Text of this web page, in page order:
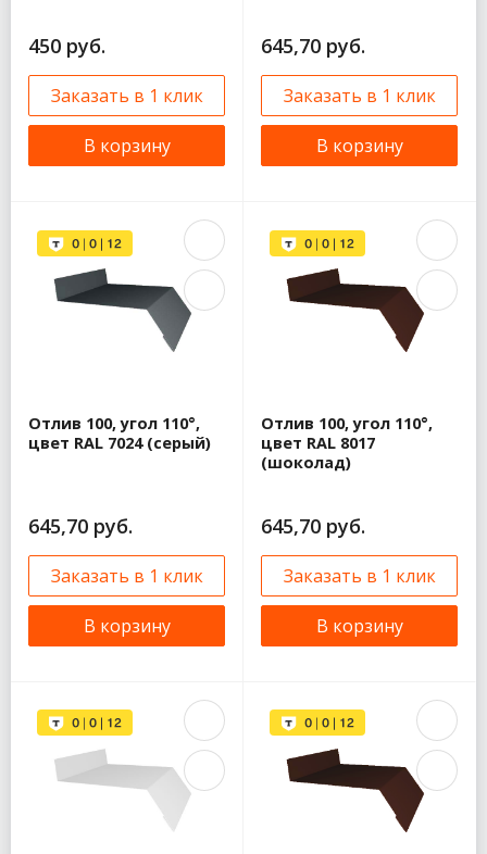
450 руб.
Заказать в 1 клик
В корзину
645,70 руб.
Заказать в 1 клик
В корзину
Отлив 100, угол 110°,
цвет RAL 7024 (серый)
645,70 руб.
Заказать в 1 клик
В корзину
Отлив 100, угол 110°,
цвет RAL 8017
(шоколад)
645,70 руб.
Заказать в 1 клик
В корзину